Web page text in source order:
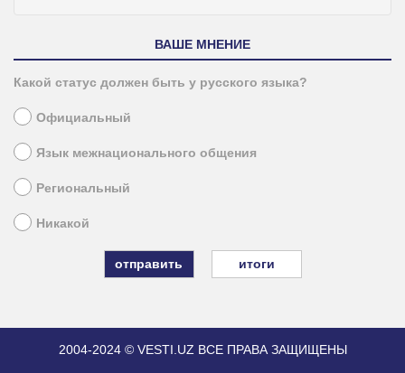
ВАШЕ МНЕНИЕ
Какой статус должен быть у русского языка?
Официальный
Язык межнационального общения
Региональный
Никакой
итоги
2004-2024 © VESTI.UZ ВСЕ ПРАВА ЗАЩИЩЕНЫ